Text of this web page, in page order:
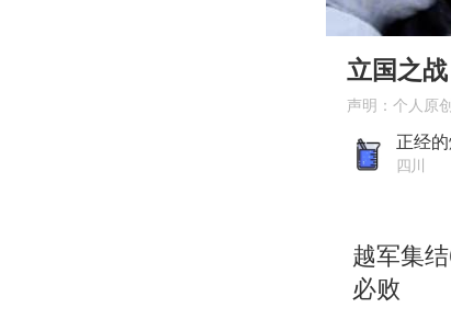
Play
00:00
立国之
声明：个人原
正经
四川
越军集
必败